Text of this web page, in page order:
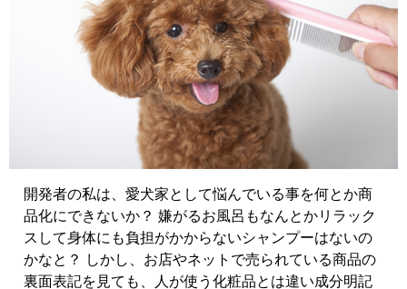
開発者の私は、愛犬家として悩んでいる事を何とか商
品化にできないか？ 嫌がるお風呂もなんとかリラック
スして身体にも負担がかからないシャンプーはないの
かなと？ しかし、お店やネットで売られている商品の
裏面表記を見ても、人が使う化粧品とは違い成分明記